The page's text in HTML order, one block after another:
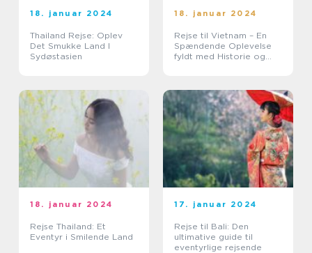
18. januar 2024
Thailand Rejse: Oplev
Det Smukke Land I
Sydøstasien
18. januar 2024
Rejse til Vietnam – En
Spændende Oplevelse
fyldt med Historie og
18. januar 2024
Rejse Thailand: Et
Eventyr i Smilende Land
17. januar 2024
Rejse til Bali: Den
ultimative guide til
eventyrlige rejsende